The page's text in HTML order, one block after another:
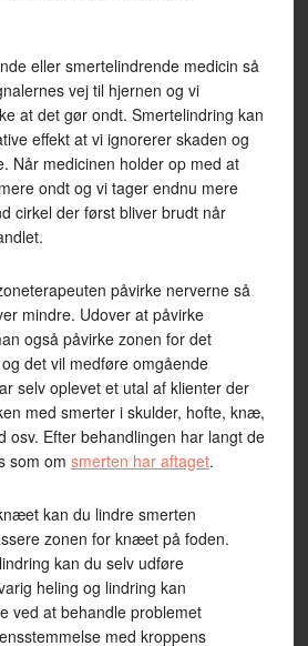
eller smertelindrende medicin så
vej til hjernen og vi
at det gør ondt. Smertelindring kan
effekt at vi ignorerer skaden og
Når medicinen holder op med at
ondt og vi tager endnu mere
cirkel der først bliver brudt når
påvirke nerverne så
mindre. Udover at påvirke
også påvirke zonen for det
det vil medføre omgående
selv oplevet et utal af klienter der
med smerter i skulder, hofte, knæ,
osv. Efter behandlingen har langt de
som om smerten har aftaget.
kan du lindre smerten
zonen for knæet på foden.
kan du selv udføre
heling og lindring kan
ved at behandle problemet
med kroppens